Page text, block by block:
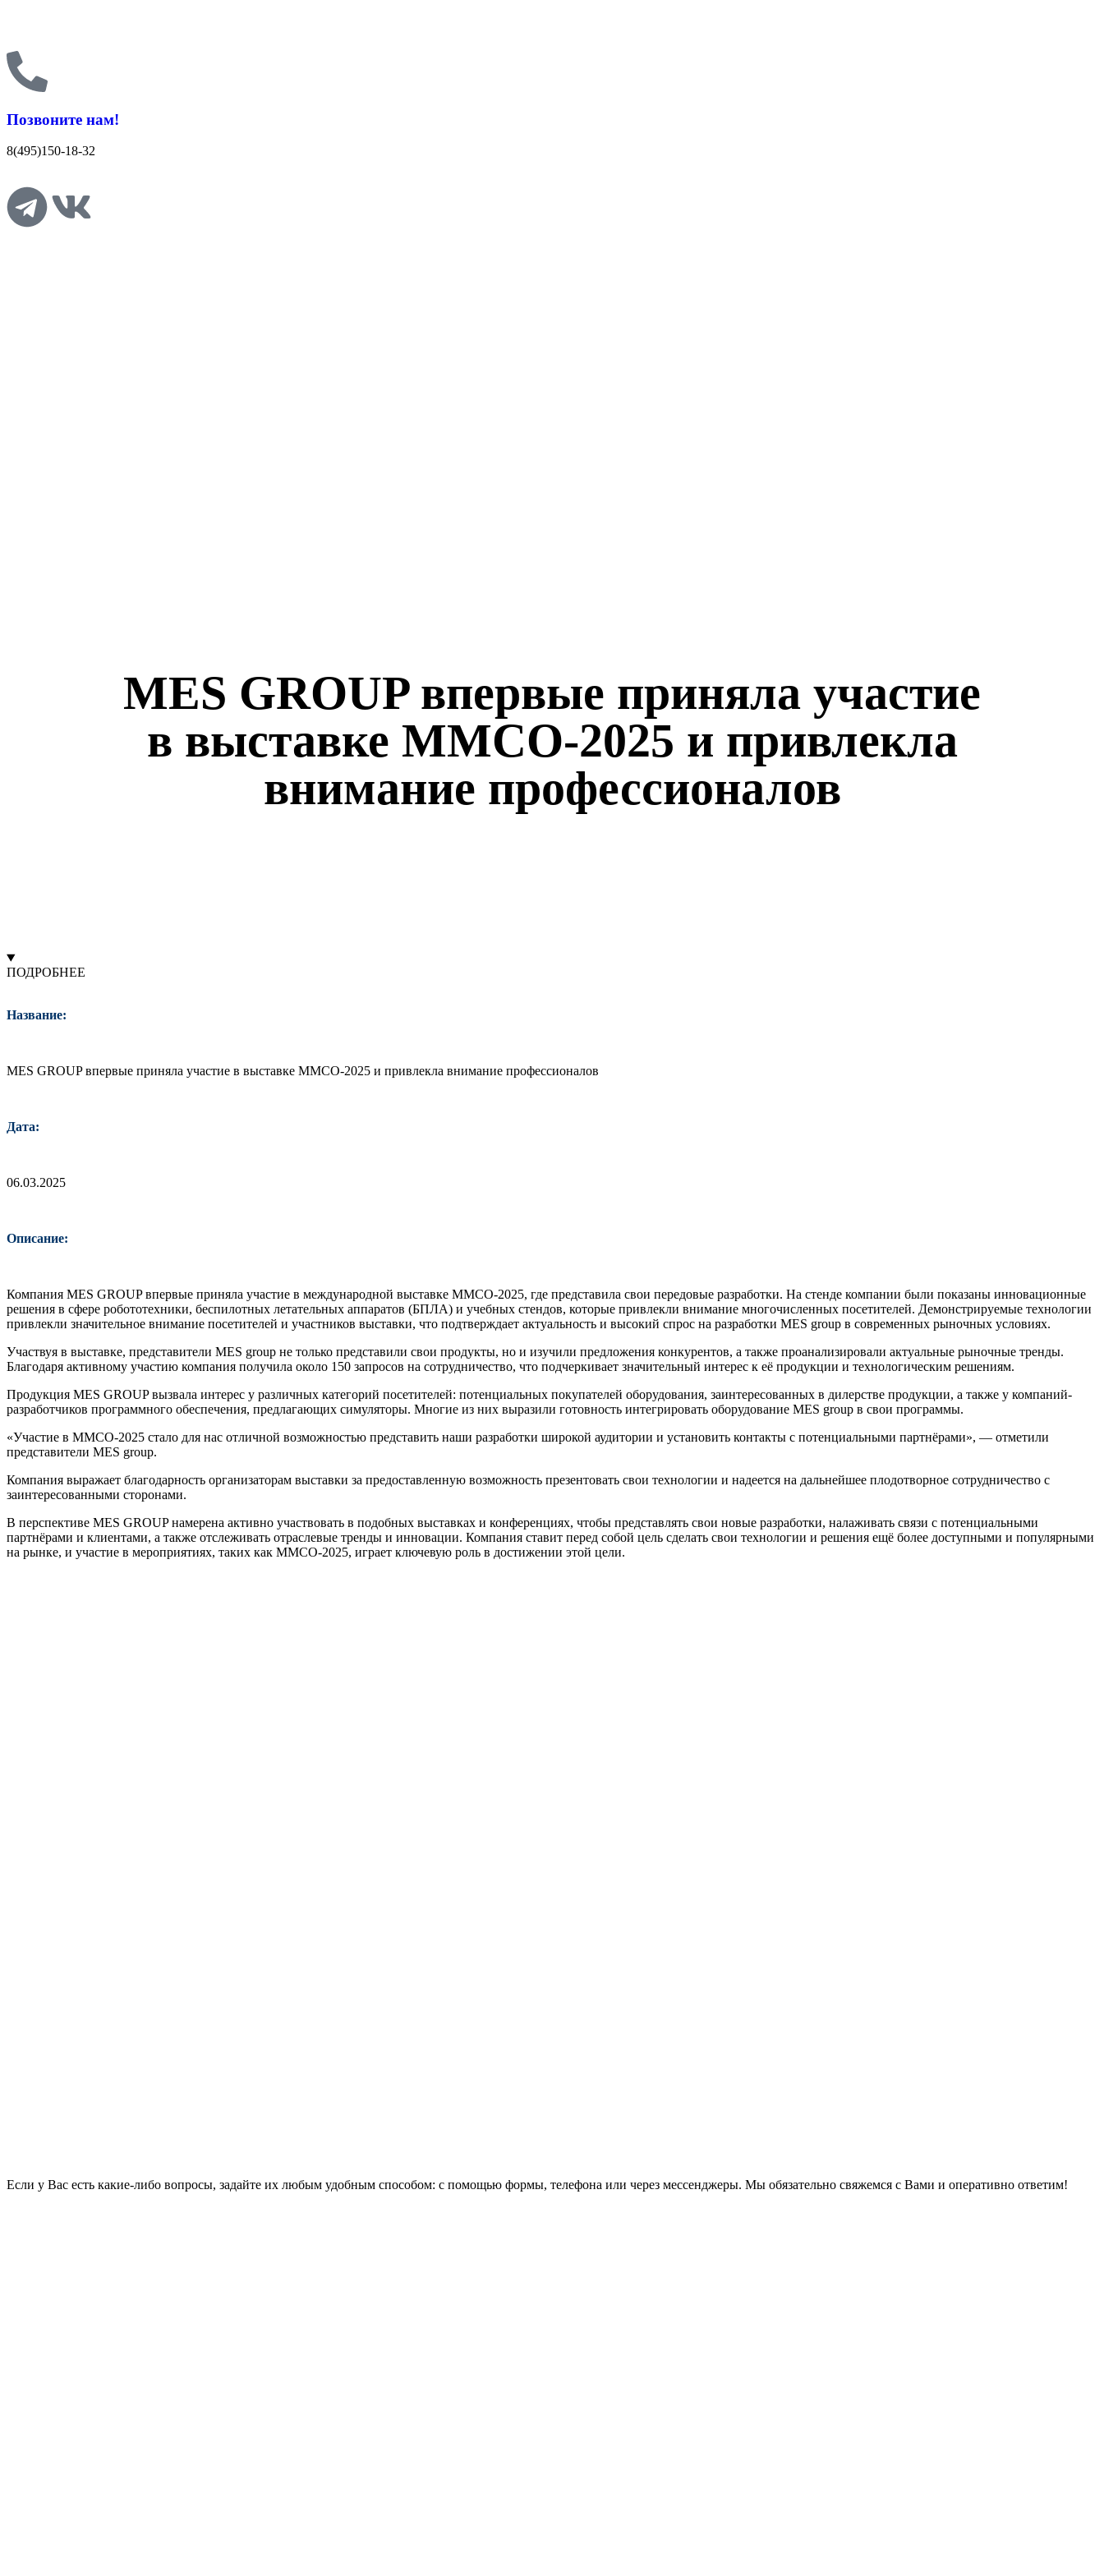
Позвоните нам!
8(495)150-18-32
MES GROUP впервые приняла участие
в выставке ММСО-2025 и привлекла
внимание профессионалов
ПОДРОБНЕЕ
Название:
MES GROUP впервые приняла участие в выставке ММСО-2025 и привлекла внимание профессионалов
Дата:
06.03.2025
Описание:
Компания MES GROUP впервые приняла участие в международной выставке ММСО-2025, где представила свои передовые разработки. На стенде компании были показаны инновационные
решения в сфере робототехники, беспилотных летательных аппаратов (БПЛА) и учебных стендов, которые привлекли внимание многочисленных посетителей. Демонстрируемые технологии
привлекли значительное внимание посетителей и участников выставки, что подтверждает актуальность и высокий спрос на разработки MES group в современных рыночных условиях.
Участвуя в выставке, представители MES group не только представили свои продукты, но и изучили предложения конкурентов, а также проанализировали актуальные рыночные тренды.
Благодаря активному участию компания получила около 150 запросов на сотрудничество, что подчеркивает значительный интерес к её продукции и технологическим решениям.
Продукция MES GROUP вызвала интерес у различных категорий посетителей: потенциальных покупателей оборудования, заинтересованных в дилерстве продукции, а также у компаний-
разработчиков программного обеспечения, предлагающих симуляторы. Многие из них выразили готовность интегрировать оборудование MES group в свои программы.
«Участие в ММСО-2025 стало для нас отличной возможностью представить наши разработки широкой аудитории и установить контакты с потенциальными партнёрами», — отметили
представители MES group.
Компания выражает благодарность организаторам выставки за предоставленную возможность презентовать свои технологии и надеется на дальнейшее плодотворное сотрудничество с
заинтересованными сторонами.
В перспективе MES GROUP намерена активно участвовать в подобных выставках и конференциях, чтобы представлять свои новые разработки, налаживать связи с потенциальными
партнёрами и клиентами, а также отслеживать отраслевые тренды и инновации. Компания ставит перед собой цель сделать свои технологии и решения ещё более доступными и популярными
на рынке, и участие в мероприятиях, таких как ММСО-2025, играет ключевую роль в достижении этой цели.
Если у Вас есть какие-либо вопросы, задайте их любым удобным способом: с помощью формы, телефона или через мессенджеры. Мы обязательно свяжемся с Вами и оперативно ответим!